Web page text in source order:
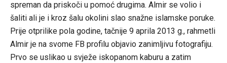
spreman da priskoči u pomoć drugima. Almir se volio i
šaliti ali je i kroz šalu okolini slao snažne islamske poruke.
Prije otprilike pola godine, tačnije 9 aprila 2013 g., rahmetli
Almir je na svome FB profilu objavio zanimljivu fotografiju.
Prvo se uslikao u svježe iskopanom kaburu a zatim